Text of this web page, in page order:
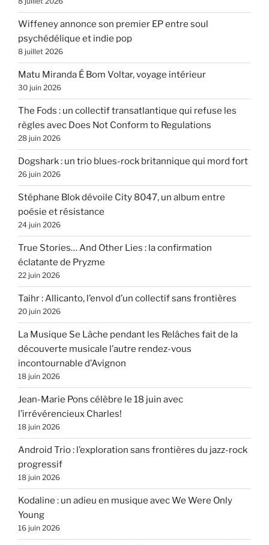
Wiffeney annonce son premier EP entre soul
psychédélique et indie pop
8 juillet 2026
Matu Miranda É Bom Voltar, voyage intérieur
30 juin 2026
The Fods : un collectif transatlantique qui refuse les
règles avec Does Not Conform to Regulations
28 juin 2026
Dogshark : un trio blues-rock britannique qui mord fort
26 juin 2026
Stéphane Blok dévoile City 8047, un album entre
poésie et résistance
24 juin 2026
True Stories… And Other Lies : la confirmation
éclatante de Pryzme
22 juin 2026
Taihr : Allicanto, l’envol d’un collectif sans frontières
20 juin 2026
La Musique Se Lâche pendant les Relâches fait de la
découverte musicale l’autre rendez-vous
incontournable d’Avignon
18 juin 2026
Jean-Marie Pons célèbre le 18 juin avec
l’irrévérencieux Charles!
18 juin 2026
Android Trio : l’exploration sans frontières du jazz-rock
progressif
18 juin 2026
Kodaline : un adieu en musique avec We Were Only
Young
16 juin 2026